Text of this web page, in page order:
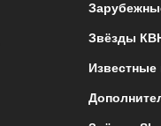
Звёзды